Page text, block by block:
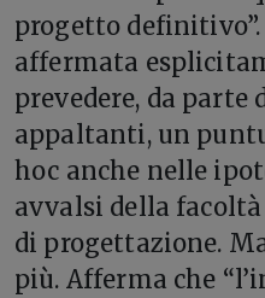
progetto
affermata
prevedere, da parte
appaltanti, un
hoc anche nelle
avvalsi della
di progettazione.
più. Afferma che